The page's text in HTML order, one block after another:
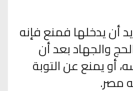
أن يدخلها فمنع فإنه
والجهاد بعد أن
أو يمنع عن التوبة
مصر.